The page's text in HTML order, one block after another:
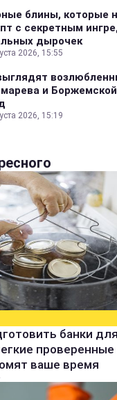
блины, которые
с секретным
дырочек
2026, 15:55
и
2026, 15:19
банки для
ваше время